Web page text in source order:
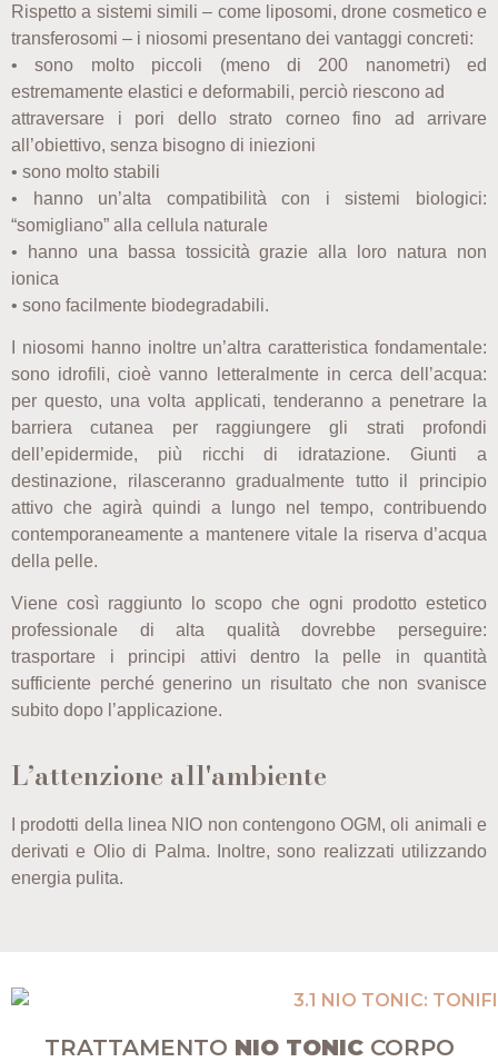
Rispetto a sistemi simili – come liposomi, drone cosmetico e
transferosomi – i niosomi presentano dei vantaggi concreti:
• sono molto piccoli (meno di 200 nanometri) ed
estremamente elastici e deformabili, perciò riescono ad
attraversare i pori dello strato corneo fino ad arrivare
all’obiettivo, senza bisogno di iniezioni
• sono molto stabili
• hanno un’alta compatibilità con i sistemi biologici:
“somigliano” alla cellula naturale
• hanno una bassa tossicità grazie alla loro natura non
ionica
• sono facilmente biodegradabili.
I niosomi hanno inoltre un’altra caratteristica fondamentale:
sono idrofili, cioè vanno letteralmente in cerca dell’acqua:
per questo, una volta applicati, tenderanno a penetrare la
barriera cutanea per raggiungere gli strati profondi
dell’epidermide, più ricchi di idratazione. Giunti a
destinazione, rilasceranno gradualmente tutto il principio
attivo che agirà quindi a lungo nel tempo, contribuendo
contemporaneamente a mantenere vitale la riserva d’acqua
della pelle.
Viene così raggiunto lo scopo che ogni prodotto estetico
professionale di alta qualità dovrebbe perseguire:
trasportare i principi attivi dentro la pelle in quantità
sufficiente perché generino un risultato che non svanisce
subito dopo l’applicazione.
L’attenzione all'ambiente
I prodotti della linea NIO non contengono OGM, oli animali e
derivati e Olio di Palma. Inoltre, sono realizzati utilizzando
energia pulita.
TRATTAMENTO NIO TONICCORPO